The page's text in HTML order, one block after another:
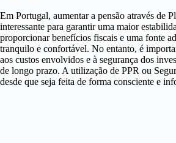
Em Portugal, aumentar a pensão através de
interessante para garantir uma maior
proporcionar benefícios fiscais e uma fonte
tranquilo e confortável. No entanto, é
aos custos envolvidos e à segurança dos
de longo prazo. A utilização de PPR ou
desde que seja feita de forma consciente e